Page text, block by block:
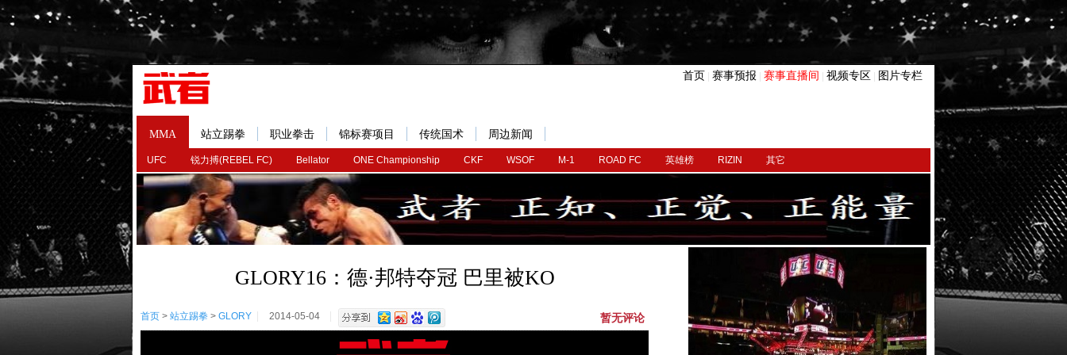
首页 赛事预报 赛事直播间 视频专区 图片专栏
MMA
UFC 锐力搏(REBEL FC) Bellator ONE Championship CKF WSOF M-1 ROAD FC 英雄榜 RIZIN 其它
站立踢拳 职业拳击 锦标赛项目 传统国术 周边新闻
GLORY16：德·邦特夺冠 巴里被KO
首页 > 站立踢拳 > GLORY 2014-05-04 暂无评论